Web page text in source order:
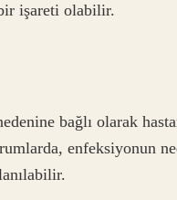
işareti olabilir.
bağlı olarak
enfeksiyonun